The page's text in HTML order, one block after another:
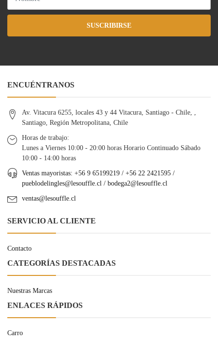
SUSCRIBIRSE
ENCUÉNTRANOS
Av. Vitacura 6255, locales 43 y 44 Vitacura, Santiago - Chile, ,
Santiago, Región Metropolitana, Chile
Horas de trabajo:
Lunes a Viernes 10:00 - 20:00 horas Horario Continuado Sábado
10:00 - 14:00 horas
Ventas mayoristas: +56 9 65199219 / +56 22 2421595 /
pueblodelingles@lesouffle.cl / bodega2@lesouffle.cl
ventas@lesouffle.cl
SERVICIO AL CLIENTE
Contacto
CATEGORÍAS DESTACADAS
Nuestras Marcas
ENLACES RÁPIDOS
Carro